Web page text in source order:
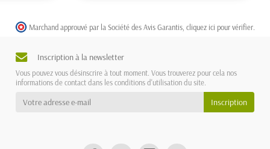
Marchand approuvé par la Société des Avis Garantis, cliquez ici pour vérifier
Inscription à la newsletter
Vous pouvez vous désinscrire à tout moment. Vous trouverez pour cela nos
informations de contact dans les conditions d'utilisation du site.